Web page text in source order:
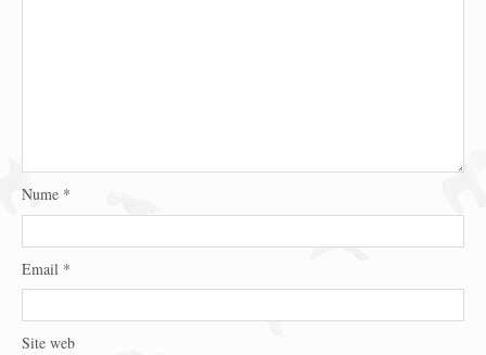
Nume *
Email *
Site web